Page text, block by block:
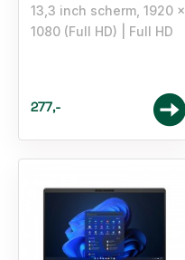
13,3 inch scherm, 1920 x
1080 (Full HD)
Full HD
277,-